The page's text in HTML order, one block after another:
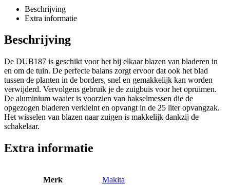
Beschrijving
Extra informatie
Beschrijving
De DUB187 is geschikt voor het bij elkaar blazen van bladeren in
en om de tuin. De perfecte balans zorgt ervoor dat ook het blad
tussen de planten in de borders, snel en gemakkelijk kan worden
verwijderd. Vervolgens gebruik je de zuigbuis voor het opruimen.
De aluminium waaier is voorzien van hakselmessen die de
opgezogen bladeren verkleint en opvangt in de 25 liter opvangzak.
Het wisselen van blazen naar zuigen is makkelijk dankzij de
schakelaar.
Extra informatie
Merk Makita